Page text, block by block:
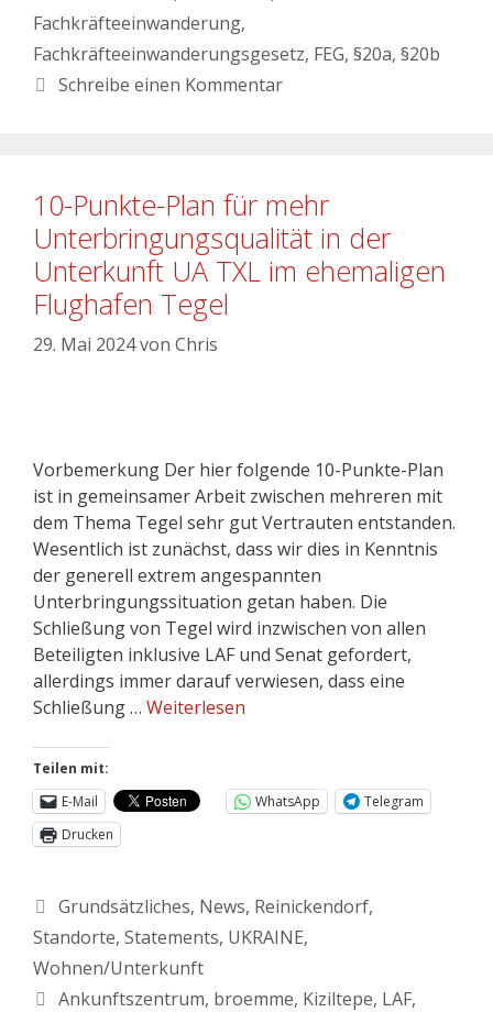
Fachkräfteeinwanderung,
Fachkräfteeinwanderungsgesetz, FEG, §20a, §20b
Schreibe einen Kommentar
10-Punkte-Plan für mehr
Unterbringungsqualität in der
Unterkunft UA TXL im ehemaligen
Flughafen Tegel
29. Mai 2024von Chris
Vorbemerkung Der hier folgende 10-Punkte-Plan
ist in gemeinsamer Arbeit zwischen mehreren mit
dem Thema Tegel sehr gut Vertrauten entstanden.
Wesentlich ist zunächst, dass wir dies in Kenntnis
der generell extrem angespannten
Unterbringungssituation getan haben. Die
Schließung von Tegel wird inzwischen von allen
Beteiligten inklusive LAF und Senat gefordert,
allerdings immer darauf verwiesen, dass eine
Schließung … Weiterlesen
Teilen mit:
E-Mail
WhatsApp
Telegram
Drucken
Grundsätzliches, News, Reinickendorf,
Standorte, Statements, UKRAINE,
Wohnen/Unterkunft
Ankunftszentrum, broemme, Kiziltepe, LAF,